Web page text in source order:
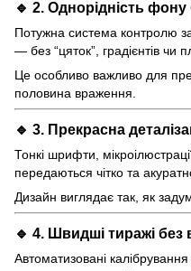
🔹 2. Однорідність фону
Потужна система контролю
— без “цяток”, градієнтів чи
Це особливо важливо для
половина враження.
🔹 3. Прекрасна
Тонкі шрифти,
передаються чітко та
Дизайн виглядає так, як
🔹 4. Швидші тиражі без
Автоматизовані